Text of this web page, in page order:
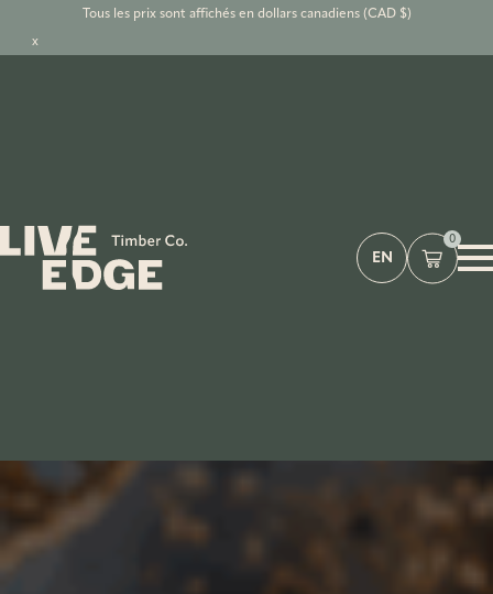
Tous les prix sont affichés en dollars canadiens (CAD $)
x
EN
0